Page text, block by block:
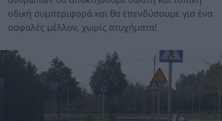
οδική συμπεριφορά και θα επενδύσουμε για ένα
ασφαλές μέλλον, χωρίς ατυχήματα!